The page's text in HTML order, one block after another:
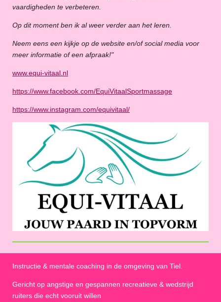
vaardigheden te verbeteren.
Op dit moment ben ik al weer verder aan het leren.
Neem eens een kijkje op de website en/of social media voor
meer informatie of een afpraak!"
www.equi-vitaal.nl
https://www.facebook.com/EquiVitaalSportmassage
https://www.instagram.com/equivitaal/
Instructie & mentale coaching in de omgeving van Tiel.
Gericht op angstige en gespannen recreatieve & wedstrijd
ruiters die echt vooruit willen